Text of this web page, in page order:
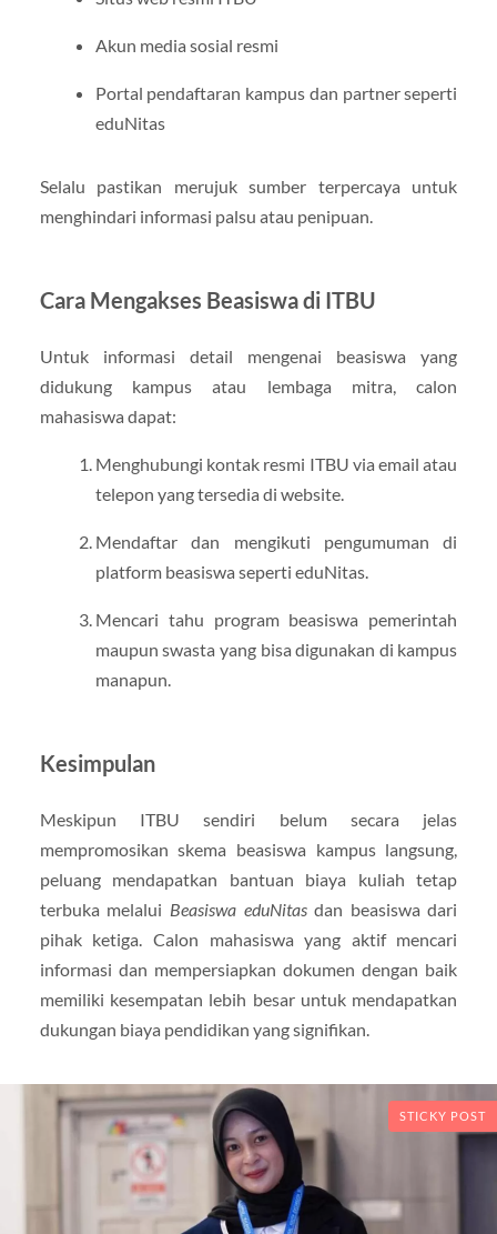
Akun media sosial resmi
Portal pendaftaran kampus dan partner seperti
eduNitas
Selalu pastikan merujuk sumber terpercaya untuk
menghindari informasi palsu atau penipuan.
Cara Mengakses Beasiswa di ITBU
Untuk informasi detail mengenai beasiswa yang
didukung kampus atau lembaga mitra, calon
mahasiswa dapat:
Menghubungi kontak resmi ITBU via email atau
telepon yang tersedia di website.
Mendaftar dan mengikuti pengumuman di
platform beasiswa seperti eduNitas.
Mencari tahu program beasiswa pemerintah
maupun swasta yang bisa digunakan di kampus
manapun.
Kesimpulan
Meskipun ITBU sendiri belum secara jelas
mempromosikan skema beasiswa kampus langsung,
peluang mendapatkan bantuan biaya kuliah tetap
terbuka melalui Beasiswa eduNitasdan beasiswa dari
pihak ketiga. Calon mahasiswa yang aktif mencari
informasi dan mempersiapkan dokumen dengan baik
memiliki kesempatan lebih besar untuk mendapatkan
dukungan biaya pendidikan yang signifikan.
STICKY POST